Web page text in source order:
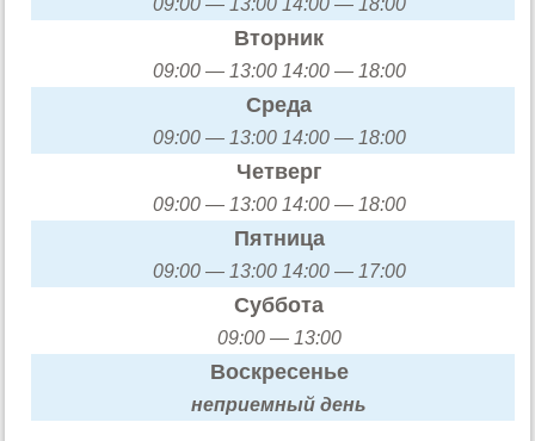
Вторник
09:00 — 13:00 14:00 — 18:00
Среда
09:00 — 13:00 14:00 — 18:00
Четверг
09:00 — 13:00 14:00 — 18:00
Пятница
09:00 — 13:00 14:00 — 17:00
Суббота
09:00 — 13:00
Воскресенье
неприемный день